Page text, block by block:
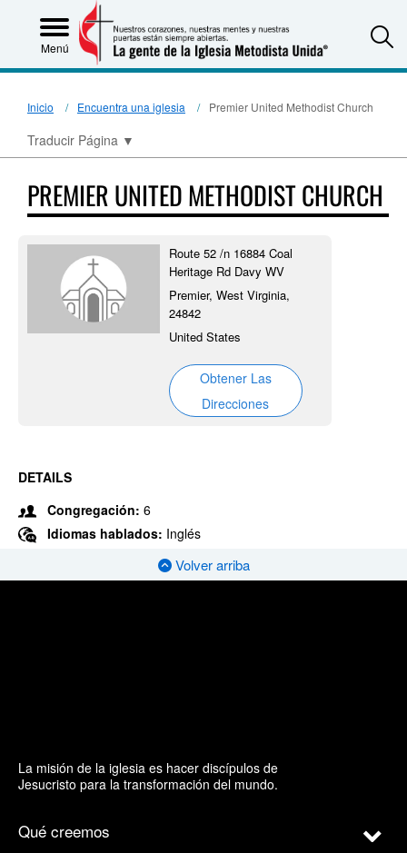
Menú
Inicio Encuentra una iglesia Premier United Methodist Church
Traducir Página ▼
PREMIER UNITED METHODIST CHURCH
Route 52 /n 16884 Coal
Heritage Rd Davy WV
Premier, West Virginia,
24842
United States
Obtener Las
Direcciones
DETAILS
Congregación: 6
Idiomas hablados: Inglés
Volver arriba
La misión de la iglesia es hacer discípulos de
Jesucristo para la transformación del mundo.
Qué creemos